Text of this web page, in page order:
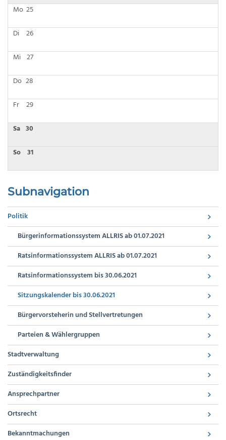
Mo 25
Di 26
Mi 27
Do 28
Fr 29
Sa 30
So 31
Subnavigation
Politik
Bürgerinformationssystem ALLRIS ab 01.07.2021
Ratsinformationssystem ALLRIS ab 01.07.2021
Ratsinformationssystem bis 30.06.2021
Sitzungskalender bis 30.06.2021
Bürgervorsteherin und Stellvertretungen
Parteien & Wählergruppen
Stadtverwaltung
Zuständigkeitsfinder
Ansprechpartner
Ortsrecht
Bekanntmachungen